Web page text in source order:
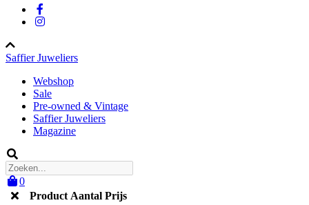
Saffier Juweliers
Webshop
Sale
Pre-owned & Vintage
Saffier Juweliers
Magazine
0
Product Aantal Prijs